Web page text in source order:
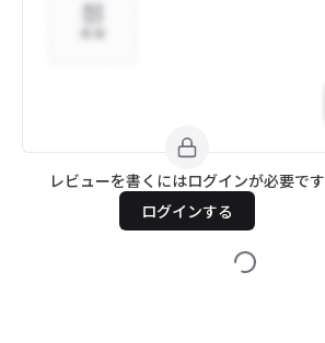
レビューを書くにはログインが必要です
ログインする